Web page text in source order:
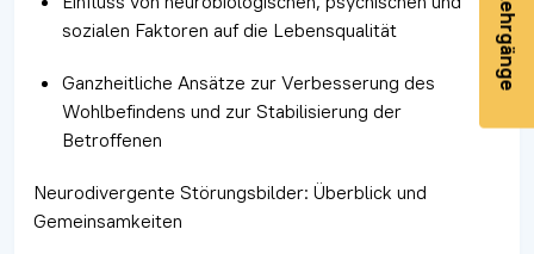
sozialen Faktoren auf die Lebensqualität
Ganzheitliche Ansätze zur Verbesserung des
Wohlbefindens und zur Stabilisierung der
Betroffenen
Neurodivergente Störungsbilder: Überblick und
Gemeinsamkeiten